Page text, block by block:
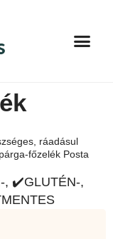
ráadásul
főzelék Posta
, ✔️GLUTÉN-,